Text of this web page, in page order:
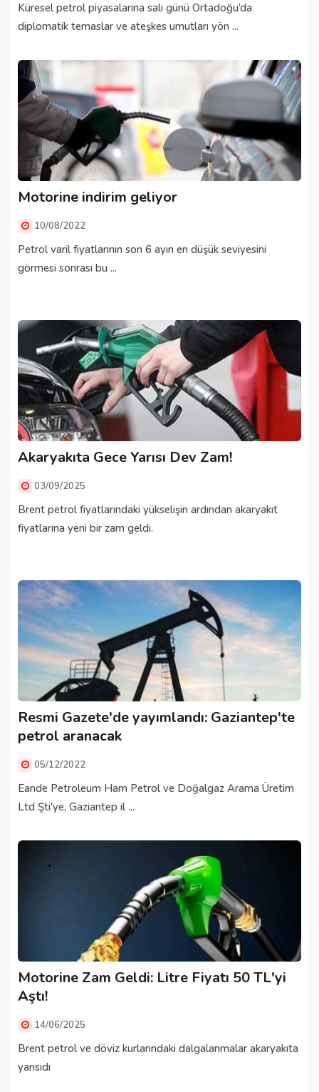
Küresel petrol piyasalarına salı günü Ortadoğu’da
diplomatik temaslar ve ateşkes umutları yön ...
Motorine indirim geliyor
10/08/2022
Petrol varil fiyatlarının son 6 ayın en düşük seviyesini
görmesi sonrası bu ...
Akaryakıta Gece Yarısı Dev Zam!
03/09/2025
Brent petrol fiyatlarındaki yükselişin ardından akaryakıt
fiyatlarına yeni bir zam geldi.
Resmi Gazete'de yayımlandı: Gaziantep'te
petrol aranacak
05/12/2022
Eande Petroleum Ham Petrol ve Doğalgaz Arama Üretim
Ltd Şti'ye, Gaziantep il ...
Motorine Zam Geldi: Litre Fiyatı 50 TL'yi
Aştı!
14/06/2025
Brent petrol ve döviz kurlarındaki dalgalanmalar akaryakıta
yansıdı